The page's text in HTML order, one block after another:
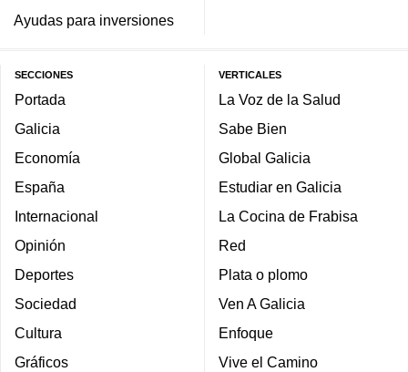
Ayudas para inversiones
SECCIONES
Portada
Galicia
Economía
España
Internacional
Opinión
Deportes
Sociedad
Cultura
Gráficos
VERTICALES
La Voz de la Salud
Sabe Bien
Global Galicia
Estudiar en Galicia
La Cocina de Frabisa
Red
Plata o plomo
Ven A Galicia
Enfoque
Vive el Camino